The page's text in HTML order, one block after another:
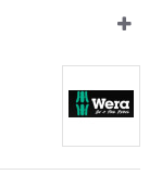
voor
kap voor r